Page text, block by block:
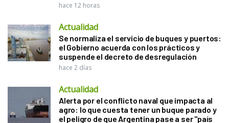
hace 12 horas
Actualidad
Se normaliza el servicio de buques y puertos:
el Gobierno acuerda con los prácticos y
suspende el decreto de desregulación
hace 2 días
Actualidad
Alerta por el conflicto naval que impacta al
agro: lo que cuesta tener un buque parado y
el peligro de que Argentina pase a ser "país